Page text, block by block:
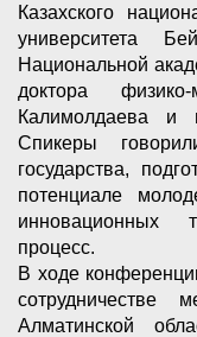
Казахского
университета
Национальной
доктора
Калимолдаева и
Спикеры
государства,
потенциале
инновационных
процесс.
В ходе
сотрудничестве
Алматинской